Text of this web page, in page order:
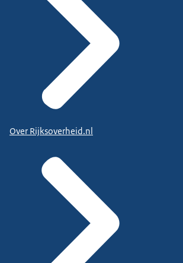
Over Rijksoverheid.nl